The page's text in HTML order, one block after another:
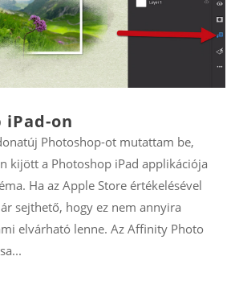
iPad-on
Photoshop-ot mutattam be,
kijött a Photoshop iPad applikációja
Ha az Apple Store értékelésével
sejthető, hogy ez nem annyira
elvárható lenne. Az Affinity Photo